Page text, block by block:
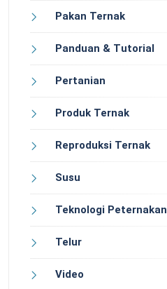
Pakan Ternak
Panduan & Tutorial
Pertanian
Produk Ternak
Reproduksi Ternak
Susu
Teknologi Peternakan
Telur
Video